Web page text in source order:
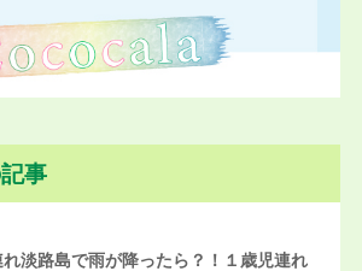
事
れ淡路島で雨が降ったら？！１歳児連れ